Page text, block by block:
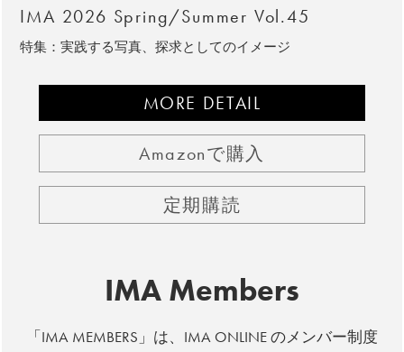
IMA 2026 Spring/Summer Vol.45
特集：実践する写真、探求としてのイメージ
MORE DETAIL
Amazonで購入
定期購読
IMA Members
「IMA MEMBERS」は、IMA ONLINE のメンバー制度